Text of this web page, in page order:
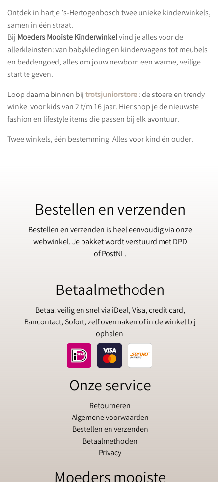
Ontdek in hartje ’s-Hertogenbosch twee unieke kinderwinkels,
samen in één straat.
Bij Moeders Mooiste Kinderwinkelvind je alles voor de
allerkleinsten: van babykleding en kinderwagens tot meubels
en beddengoed, alles om jouw newborn een warme, veilige
start te geven.
Loop daarna binnen bijtrotsjuniorstore: de stoere en trendy
winkel voor kids van 2 t/m 16 jaar. Hier shop je de nieuwste
fashion en lifestyle items die passen bij elk avontuur.
Twee winkels, één bestemming. Alles voor kind én ouder.
Bestellen en verzenden
Bestellen en verzenden is heel eenvoudig via onze
webwinkel. Je pakket wordt verstuurd met DPD
of PostNL.
Betaalmethoden
Betaal veilig en snel via iDeal, Visa, credit card,
Bancontact, Sofort, zelf overmaken of in de winkel bij
ophalen
Onze service
Retourneren
Algemene voorwaarden
Bestellen en verzenden
Betaalmethoden
Privacy